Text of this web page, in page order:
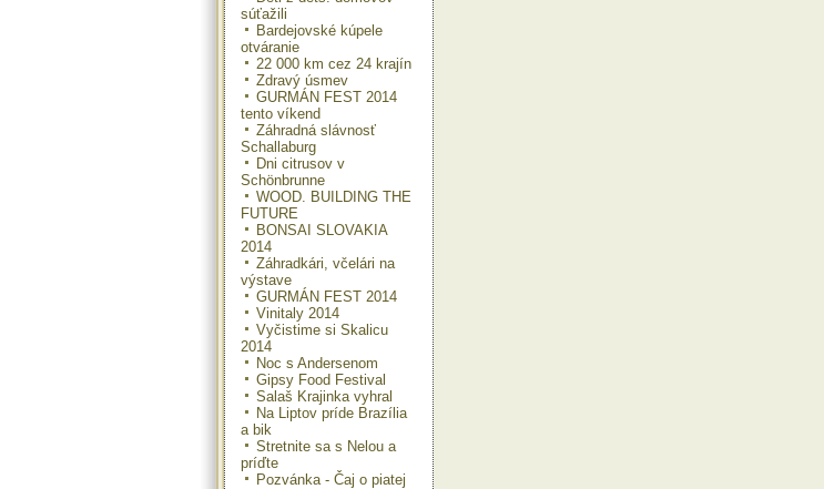
súťažili
Bardejovské kúpele
otváranie
22 000 km cez 24 krajín
Zdravý úsmev
GURMÁN FEST 2014
tento víkend
Záhradná slávnosť
Schallaburg
Dni citrusov v
Schönbrunne
WOOD. BUILDING THE
FUTURE
BONSAI SLOVAKIA
2014
Záhradkári, včelári na
výstave
GURMÁN FEST 2014
Vinitaly 2014
Vyčistime si Skalicu
2014
Noc s Andersenom
Gipsy Food Festival
Salaš Krajinka vyhral
Na Liptov príde Brazília
a bik
Stretnite sa s Nelou a
príďte
Pozvánka - Čaj o piatej